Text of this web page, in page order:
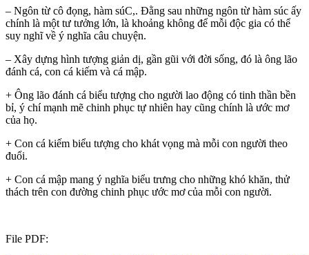
– Ngôn từ cô đọng, hàm súC,. Đằng sau những ngôn từ hàm súc ấy
chính là một tư tưởng lớn, là khoảng không để mỗi độc gia có thể
suy nghĩ về ý nghĩa câu chuyện.
– Xây dựng hình tượng giản dị, gần gũi với đời sống, đó là ông lão
đánh cá, con cá kiếm và cá mập.
+ Ông lão đánh cá biểu tượng cho người lao động có tinh thần bền
bỉ, ý chí mạnh mẽ chinh phục tự nhiên hay cũng chính là ước mơ
của họ.
+ Con cá kiếm biểu tượng cho khát vọng mà mỗi con người theo
đuổi.
+ Con cá mập mang ý nghĩa biểu trưng cho những khó khăn, thử
thách trên con đường chinh phục ước mơ của mỗi con người.
File PDF: